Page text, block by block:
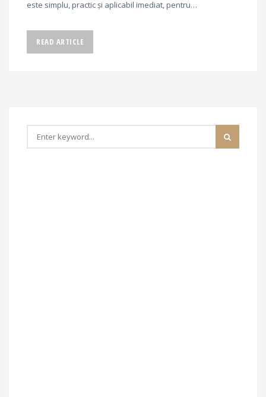
este simplu, practic și aplicabil imediat, pentru…
READ ARTICLE